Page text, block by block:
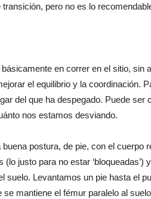
pero no es lo
en correr en el sitio, sin
el equilibrio y la coordinación.
del que ha despegado. Puede
nos estamos desviando.
postura, de pie, con el cuerpo
(lo justo para no estar
suelo. Levantamos un pie hasta el
se mantiene el fémur paralelo al